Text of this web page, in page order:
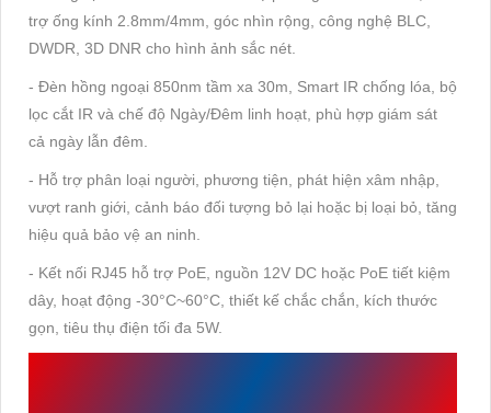
trợ ống kính 2.8mm/4mm, góc nhìn rộng, công nghệ BLC,
DWDR, 3D DNR cho hình ảnh sắc nét.
- Đèn hồng ngoại 850nm tầm xa 30m, Smart IR chống lóa, bộ
lọc cắt IR và chế độ Ngày/Đêm linh hoạt, phù hợp giám sát
cả ngày lẫn đêm.
- Hỗ trợ phân loại người, phương tiện, phát hiện xâm nhập,
vượt ranh giới, cảnh báo đối tượng bỏ lại hoặc bị loại bỏ, tăng
hiệu quả bảo vệ an ninh.
- Kết nối RJ45 hỗ trợ PoE, nguồn 12V DC hoặc PoE tiết kiệm
dây, hoạt động -30°C~60°C, thiết kế chắc chắn, kích thước
gọn, tiêu thụ điện tối đa 5W.